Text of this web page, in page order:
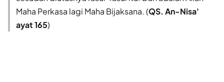
Maha Perkasa lagi Maha Bijaksana. (QS. An-Nisa'
ayat 165)